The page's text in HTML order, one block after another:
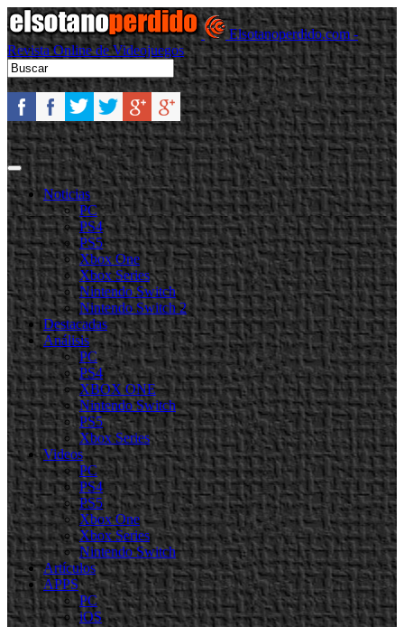
Elsotanoperdido.com -
Revista Online de Videojuegos
Noticias
PC
PS4
PS5
Xbox One
Xbox Series
Nintendo Switch
Nintendo Switch 2
Destacadas
Análisis
PC
PS4
XBOX ONE
Nintendo Switch
PS5
Xbox Series
Videos
PC
PS4
PS5
Xbox One
Xbox Series
Nintendo Switch
Artículos
APPS
PC
iOS